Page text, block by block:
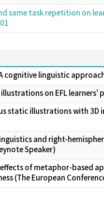
same task repetition on
cognitive linguistic
on EFL learners'
static illustrations with 3D
and right-
Speaker)
of metaphor-based
(The European